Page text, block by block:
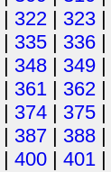
| 322 | 323 |
| 335 | 336 |
| 348 | 349 |
| 361 | 362 |
| 374 | 375 |
| 387 | 388 |
| 400 | 401 |